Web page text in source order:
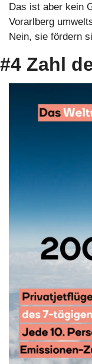
Das ist aber kein
Vorarlberg
Nein, sie fördern
#4 Zahl